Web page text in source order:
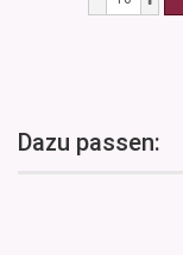
Dazu passen: